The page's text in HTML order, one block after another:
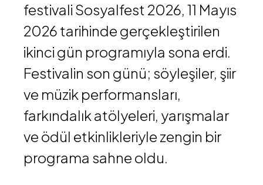
festivali Sosyalfest 2026, 11 Mayıs
2026 tarihinde gerçekleştirilen
ikinci gün programıyla sona erdi.
Festivalin son günü; söyleşiler, şiir
ve müzik performansları,
farkındalık atölyeleri, yarışmalar
ve ödül etkinlikleriyle zengin bir
programa sahne oldu.